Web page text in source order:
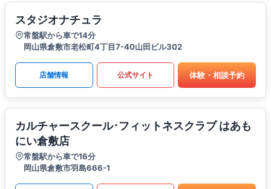
スタジオナチュラ
常盤駅から車で14分
岡山県倉敷市老松町4丁目7-40山田ビル302
店舗情報 公式サイト 体験・相談予約
カルチャースクール･フィットネスクラブ はあも
にい倉敷店
常盤駅から車で16分
岡山県倉敷市羽島666-1